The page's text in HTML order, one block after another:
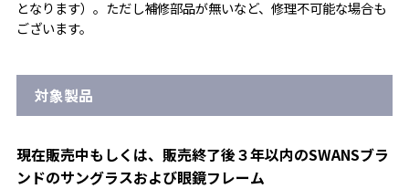
となります）。ただし補修部品が無いなど、修理不可能な場合も
ございます。
対象製品
現在販売中もしくは、販売終了後３年以内のSWANSブラ
ンドのサングラスおよび眼鏡フレーム